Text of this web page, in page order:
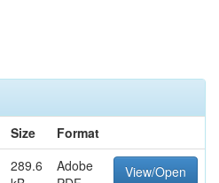
Size
Format
289.6
Adobe
View/Open